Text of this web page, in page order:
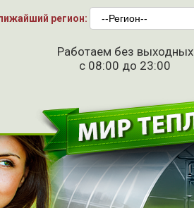
регион:
Работаем без выходных
с 08:00 до 23:00